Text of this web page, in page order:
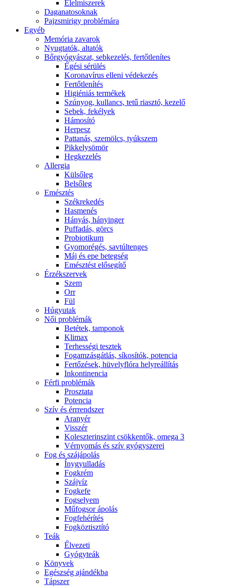
É́lelmiszerek
Daganatosoknak
Pajzsmirigy problémára
Egyéb
Memória zavarok
Nyugtatók, altatók
Bőrgyógyászat, sebkezelés, fertőtlenítes
É́gési sérülés
Koronavírus elleni védekezés
Fertőtlenítés
Higiéniás termékek
Szúnyog, kullancs, tetű riasztó, kezelő
Sebek, fekélyek
Hámosító
Herpesz
Pattanás, szemölcs, tyúkszem
Pikkelysömör
Hegkezelés
Allergia
Külsőleg
Belsőleg
Emésztés
Székrekedés
Hasmenés
Hányás, hányinger
Puffadás, görcs
Probiotikum
Gyomorégés, savtúltenges
Máj és epe betegség
Emésztést elősegítő
Érzékszervek
Szem
Orr
Fül
Húgyutak
Női problémák
Betétek, tamponok
Klimax
Terhességi tesztek
Fogamzásgátlás, síkosítók, potencia
Fertőzések, hüvelyflóra helyreállítás
Inkontinencia
Férfi problémák
Prosztata
Potencia
Szív és érrrendszer
Aranyér
Visszér
Koleszterinszint csökkentők, omega 3
Vérnyomás és szív gyógyszerei
Fog és szájápolás
Í́nygyulladás
Fogkrém
Szájvíz
Fogkefe
Fogselyem
Műfogsor ápolás
Fogfehérítés
Fogköztisztító
Teák
É́lvezeti
Gyógyteák
Könyvek
Egészség ajándékba
Tápszer